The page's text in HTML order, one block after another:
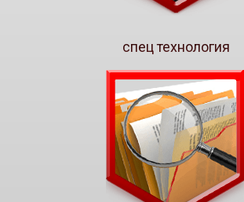
спец технология